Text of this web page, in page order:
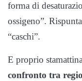
forma di
ossigeno”.
“caschi”.
E proprio
confronto tra